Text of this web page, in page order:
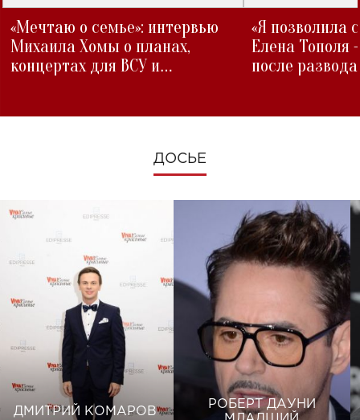
«Мечтаю о семье»: интервью
Михаила Хомы о планах,
концертах для ВСУ и
«Я позволила
Елена Тополя
после развода
ДОСЬЕ
ДМИТРИЙ КОМАРОВ
РОБЕРТ ДАУНИ